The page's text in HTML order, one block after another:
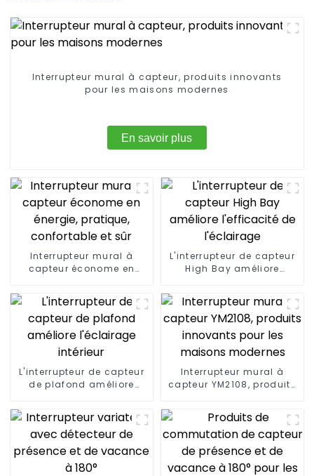
Interrupteur mural à capteur, produits innovants
pour les maisons modernes
En savoir plus
Interrupteur mural à
capteur économe en
confortable et sûr
L'interrupteur de capteur
High Bay améliore
L'interrupteur de capteur
de plafond améliore
Interrupteur mural à
capteur YM2108, produits